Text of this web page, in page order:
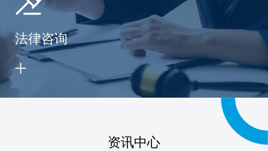
法律咨询
资讯中心